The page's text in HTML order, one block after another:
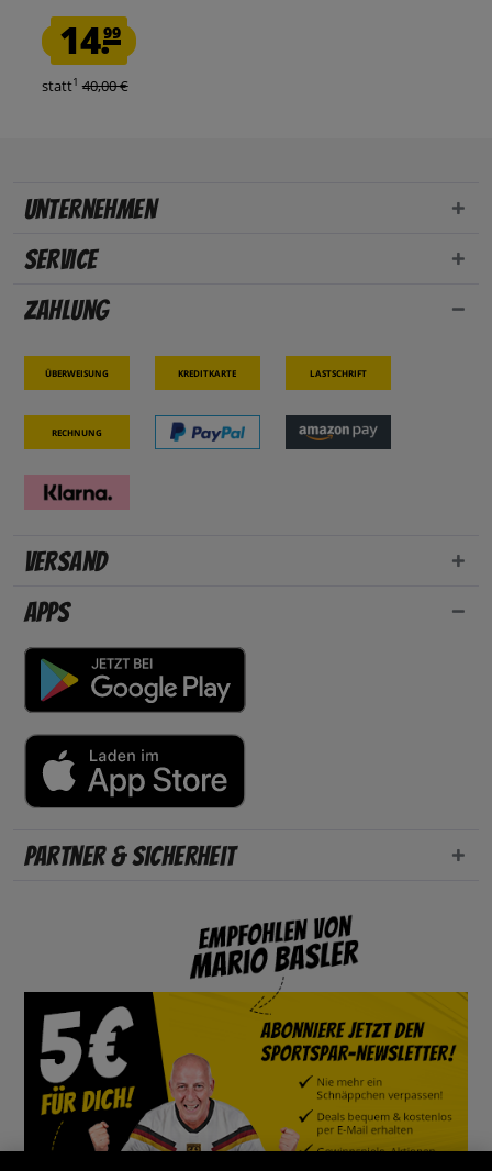
14.99
statt1 40,00 €
Unternehmen
Service
Zahlung
Überweisung Kreditkarte Lastschrift
Rechnung
Versand
Apps
Partner & Sicherheit